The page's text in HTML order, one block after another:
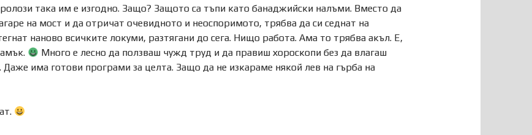
така им е изгодно. Защо? Защото са тъпи като банаджийски налъми. Вместо да
на мост и да отричат очевидното и неоспоримото, трябва да си седнат на
наново всичките локуми, разтягани до сега. Нищо работа. Ама то трябва акъл. Е,
Много е лесно да ползваш чужд труд и да правиш хороскопи без да влагаш
Даже има готови програми за целта. Защо да не изкараме някой лев на гърба на